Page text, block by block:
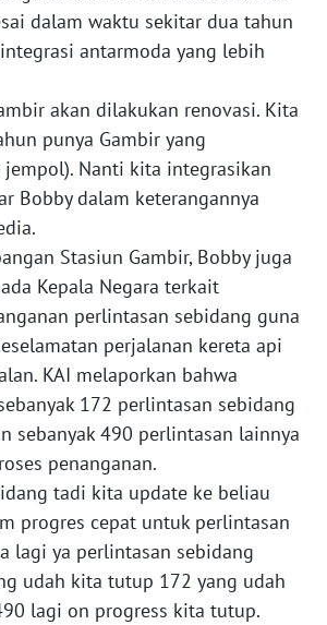
dalam waktu sekitar dua tahun
antarmoda yang lebih
akan dilakukan renovasi. Kita
punya Gambir yang
jempol). Nanti kita integrasikan
Bobby dalam keterangannya
Stasiun Gambir, Bobby juga
Kepala Negara terkait
perlintasan sebidang guna
perjalanan kereta api
KAI melaporkan bahwa
172 perlintasan sebidang
sebanyak 490 perlintasan lainnya
penanganan.
tadi kita update ke beliau
progres cepat untuk perlintasan
lagi ya perlintasan sebidang
udah kita tutup 172 yang udah
lagi on progress kita tutup.